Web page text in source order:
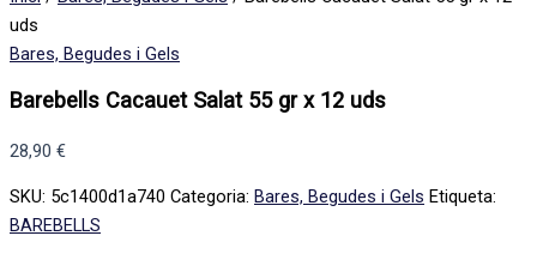
uds
Bares, Begudes i Gels
Barebells Cacauet Salat 55 gr x 12 uds
28,90 €
SKU: 5c1400d1a740 Categoria: Bares, Begudes i Gels Etiqueta:
BAREBELLS